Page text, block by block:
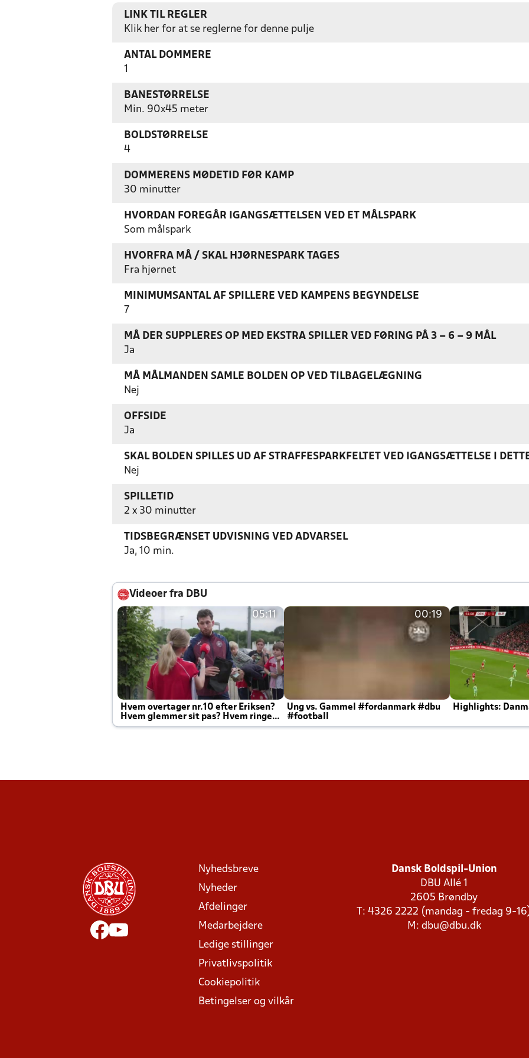
LINK TIL REGLER
Klik her for at se reglerne for denne pulje
ANTAL DOMMERE
1
BANESTØRRELSE
Min. 90x45 meter
BOLDSTØRRELSE
4
DOMMERENS MØDETID FØR KAMP
30 minutter
HVORDAN FOREGÅR IGANGSÆTTELSEN VED ET MÅLSPARK
Som målspark
HVORFRA MÅ / SKAL HJØRNESPARK TAGES
Fra hjørnet
MINIMUMSANTAL AF SPILLERE VED KAMPENS BEGYNDELSE
7
MÅ DER SUPPLERES OP MED EKSTRA SPILLER VED FØRING PÅ 3 – 6 – 9 MÅL
Ja
MÅ MÅLMANDEN SAMLE BOLDEN OP VED TILBAGELÆGNING
Nej
OFFSIDE
Ja
SKAL BOLDEN SPILLES UD AF STRAFFESPARKFELTET VED IGANGSÆTTELSE I
Nej
SPILLETID
2 x 30 minutter
TIDSBEGRÆNSET UDVISNING VED ADVARSEL
Ja, 10 min.
Videoer fra DBU
05:11
Hvem overtager nr.10 efter Eriksen?
Hvem glemmer sit pas? Hvem ringer
Joachim altid til efter kampe?
00:19
Ung vs. Gammel #fordanmark #dbu
#football
Highlights:
Nyhedsbreve
Nyheder
Afdelinger
Medarbejdere
Ledige stillinger
Privatlivspolitik
Cookiepolitik
Betingelser og vilkår
Dansk Boldspil-Union
DBU Allé 1
2605 Brøndby
T: 4326 2222 (mandag - fredag 9-
M: dbu@dbu.dk